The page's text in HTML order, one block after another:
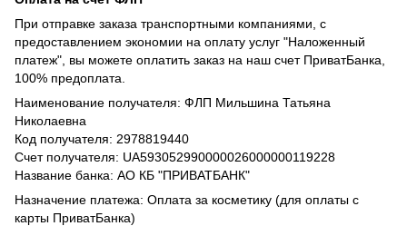
При отправке заказа транспортными компаниями, с
предоставлением экономии на оплату услуг "Наложенный
платеж", вы можете оплатить заказ на наш счет ПриватБанка,
100% предоплата.
Наименование получателя: ФЛП Мильшина Татьяна
Николаевна
Код получателя: 2978819440
Счет получателя: UA593052990000026000000119228
Название банка: АО КБ "ПРИВАТБАНК"
Назначение платежа: Оплата за косметику (для оплаты с
карты ПриватБанка)